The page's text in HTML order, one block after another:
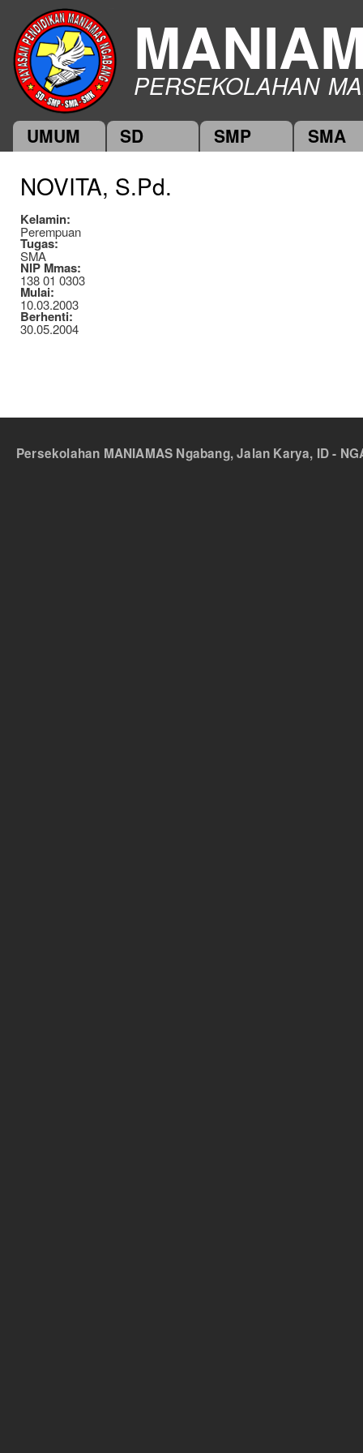
PERSEKOLAHAN
Main menu
UMUM SD SMP SMA
NOVITA, S.Pd.
Kelamin:
Perempuan
Tugas:
SMA
NIP Mmas:
138 01 0303
Mulai:
10.03.2003
Berhenti:
30.05.2004
Persekolahan MANIAMAS Ngabang, Jalan Karya, ID -